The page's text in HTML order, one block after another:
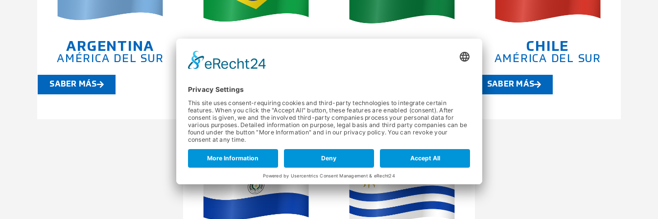
ARGENTINA
AMÉRICA DEL SUR
SABER MÁS
AMÉRICA DEL SUR
CHILE
AMÉRICA DEL SUR
SABER MÁS